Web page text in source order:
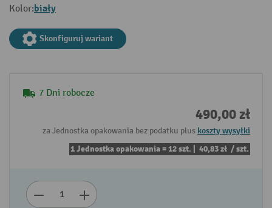
Kolor:biały
Skonfiguruj wariant
7 Dni robocze
490,00 zł
za Jednostka opakowania bez podatku plus koszty wysyłki
1 Jednostka opakowania = 12 szt. | 40,83 zł / szt.